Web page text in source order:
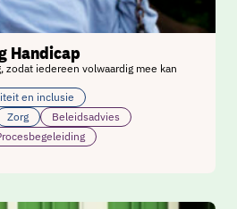
Handicap
zodat iedereen volwaardig mee kan
en inclusie
Zorg
Beleidsadvies